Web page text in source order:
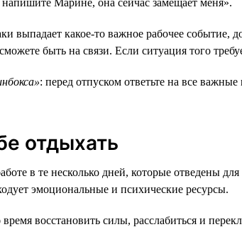
выпадает какое-то важное рабочее событие,
быть на связи. Если ситуация того
: перед отпуском ответьте на все
отдыхать
в те несколько дней, которые отведены
эмоциональные и психические ресурсы.
восстановить силы, расслабиться и